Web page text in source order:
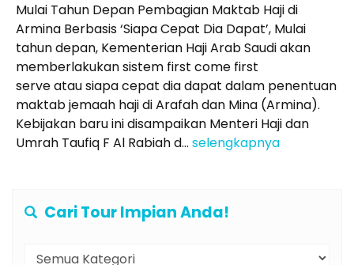
Mulai Tahun Depan Pembagian Maktab Haji di
Armina Berbasis ‘Siapa Cepat Dia Dapat’, Mulai
tahun depan, Kementerian Haji Arab Saudi akan
memberlakukan sistem first come first
serve atau siapa cepat dia dapat dalam penentuan
maktab jemaah haji di Arafah dan Mina (Armina).
Kebijakan baru ini disampaikan Menteri Haji dan
Umrah Taufiq F Al Rabiah d... selengkapnya
Cari Tour Impian Anda!